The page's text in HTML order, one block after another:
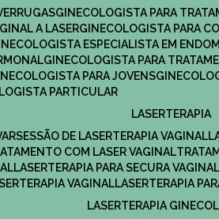
GINECOLOGISTA PARA
A LASER
GINECOLOGISTA PARA
GINECOLOGISTA ESPECIALISTA EM
GINECOLOGISTA PARA
GINECOLOGISTA PARA JOVENS
PARTICULAR
LASERTERAPIA
SESSÃO DE LASERTERAPIA​ VAGINAL
COM LASER VAGINAL
LASERTERAPIA PARA SECURA VAGINAL​
VAGINAL​ LASERTERAPIA
LASERTERAPIA